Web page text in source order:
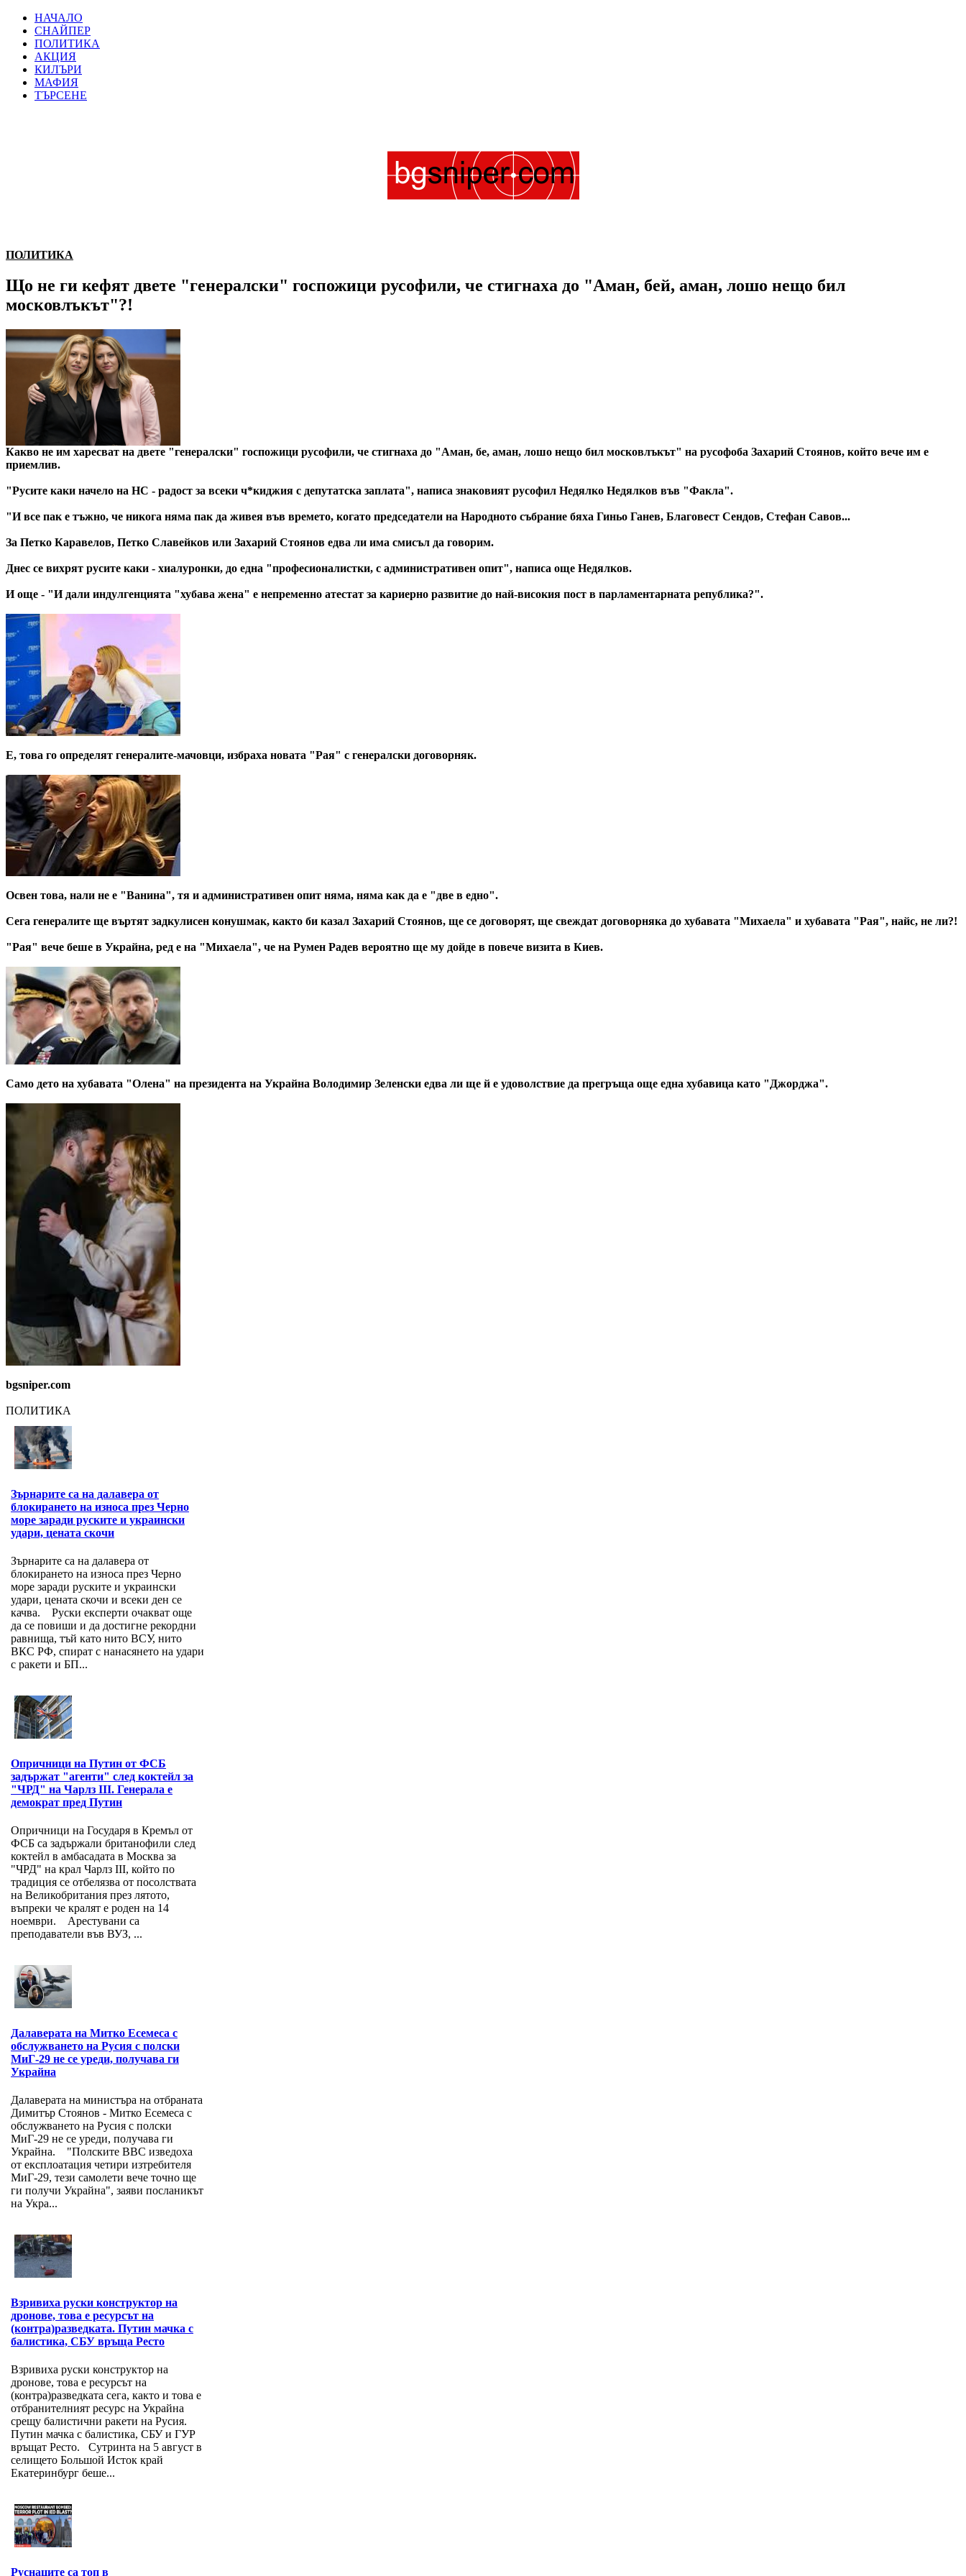
НАЧАЛО
СНАЙПЕР
ПОЛИТИКА
АКЦИЯ
КИЛЪРИ
МАФИЯ
ТЪРСЕНЕ
ПОЛИТИКА
Що не ги кефят двете "генералски" госпожици русофили, че стигнаха до "Аман, бей, аман, лошо нещо бил
московлъкът"?!
Какво не им харесват на двете "генералски" госпожици русофили, че стигнаха до "Аман, бе, аман, лошо нещо бил московлъкът" на русофоба Захарий Стоянов, който вече им е
приемлив.
"Русите каки начело на НС - радост за всеки ч*киджия с депутатска заплата", написа знаковият русофил Недялко Недялков във "Факла".
"И все пак е тъжно, че никога няма пак да живея във времето, когато председатели на Народното събрание бяха Гиньо Ганев, Благовест Сендов, Стефан Савов...
За Петко Каравелов, Петко Славейков или Захарий Стоянов едва ли има смисъл да говорим.
Днес се вихрят русите каки - хиалуронки, до една "професионалистки, с административен опит", написа още Недялков.
И още - "И дали индулгенцията "хубава жена" е непременно атестат за кариерно развитие до най-високия пост в парламентарната република?".
Е, това го определят генералите-мачовци, избраха новата "Рая" с генералски договорняк.
Освен това, нали не е "Ванина", тя и административен опит няма, няма как да е "две в едно".
Сега генералите ще въртят задкулисен конушмак, както би казал Захарий Стоянов, ще се договорят, ще свеждат договорняка до хубавата "Михаела" и хубавата "Рая", найс, не ли?!
"Рая" вече беше в Украйна, ред е на "Михаела", че на Румен Радев вероятно ще му дойде в повече визита в Киев.
Само дето на хубавата "Олена" на президента на Украйна Володимир Зеленски едва ли ще й е удоволствие да прегръща още една хубавица като "Джорджа".
bgsniper.com
ПОЛИТИКА
Зърнарите са на далавера от
блокирането на износа през Черно
море заради руските и украински
удари, цената скочи
Зърнарите са на далавера от
блокирането на износа през Черно
море заради руските и украински
удари, цената скочи и всеки ден се
качва. Руски експерти очакват още
да се повиши и да достигне рекордни
равнища, тъй като нито ВСУ, нито
ВКС РФ, спират с нанасянето на удари
с ракети и БП...
Опричници на Путин от ФСБ
задържат "агенти" след коктейл за
"ЧРД" на Чарлз III. Генерала е
демократ пред Путин
Опричници на Государя в Кремъл от
ФСБ са задържали британофили след
коктейл в амбасадата в Москва за
"ЧРД" на крал Чарлз III, който по
традиция се отбелязва от посолствата
на Великобритания през лятото,
въпреки че кралят е роден на 14
ноември. Арестувани са
преподаватели във ВУЗ, ...
Далаверата на Митко Есемеса с
обслужването на Русия с полски
МиГ-29 не се уреди, получава ги
Украйна
Далаверата на министъра на отбраната
Димитър Стоянов - Митко Есемеса с
обслужването на Русия с полски
МиГ-29 не се уреди, получава ги
Украйна. "Полските ВВС изведоха
от експлоатация четири изтребителя
МиГ-29, тези самолети вече точно ще
ги получи Украйна", заяви посланикът
на Укра...
Взривиха руски конструктор на
дронове, това е ресурсът на
(контра)разведката. Путин мачка с
балистика, СБУ връща Ресто
Взривиха руски конструктор на
дронове, това е ресурсът на
(контра)разведката сега, както и това е
отбранителният ресурс на Украйна
срещу балистични ракети на Русия.
Путин мачка с балистика, СБУ и ГУР
връщат Ресто. Сутринта на 5 август в
селището Большой Исток край
Екатеринбург беше...
Руснаците са топ в